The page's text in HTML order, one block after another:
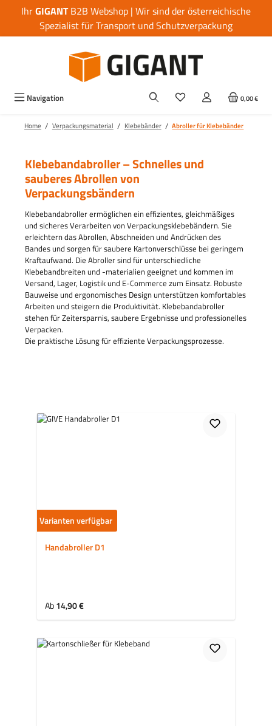
Zum Hauptinhalt springen
IhrGIGANTB2B Webshop | Wir sind der österreichische
Spezialist für Transport und Schutzverpackung
Navigation 0,00 €
Home / Verpackungsmaterial / Klebebänder / Abroller für Klebebänder
Klebebandabroller – Schnelles und
sauberes Abrollen von
Verpackungsbändern
Klebebandabroller ermöglichen ein effizientes, gleichmäßiges
und sicheres Verarbeiten von Verpackungsklebebändern. Sie
erleichtern das Abrollen, Abschneiden und Andrücken des
Bandes und sorgen für saubere Kartonverschlüsse bei geringem
Kraftaufwand. Die Abroller sind für unterschiedliche
Klebebandbreiten und -materialien geeignet und kommen im
Versand, Lager, Logistik und E-Commerce zum Einsatz. Robuste
Bauweise und ergonomisches Design unterstützen komfortables
Arbeiten und steigern die Produktivität. Klebebandabroller
stehen für Zeitersparnis, saubere Ergebnisse und professionelles
Verpacken.
Die praktische Lösung für effiziente Verpackungsprozesse.
Varianten verfügbar
Handabroller D1
Regulärer Preis:
Ab14,90 €